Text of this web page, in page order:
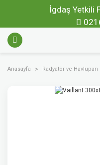
İgdaş Yetkili
Anasayfa Radyatör ve Havlupan